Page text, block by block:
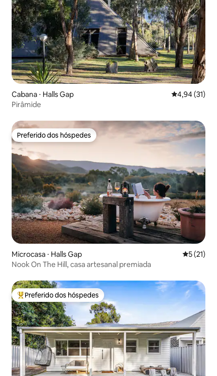
Cabana ⋅ Halls Gap 4,94 de uma
4,94 (31)
Pirâmide
Preferido dos hóspedes
Preferido dos hóspedes
Microcasa ⋅ Halls Gap 5 de uma
5 (21)
Nook On The Hill, casa artesanal premiada
Entre os melhores preferidos dos hóspedes
Preferido dos hóspedes